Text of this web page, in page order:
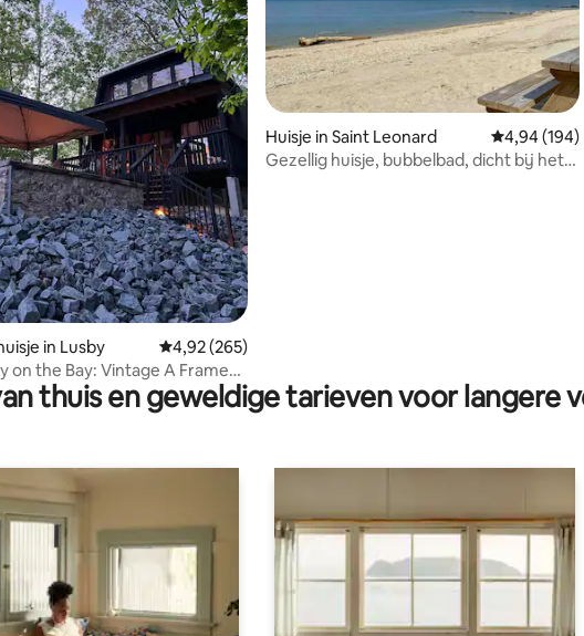
van 5 op 5, 51 recensies
in Lusby Gemiddelde beoordeling van 4,92 op 5, 265 recensies
4,92 (265)
on the Bay: Vintage A Frame
Huisje in Saint Leonard
4,94 (194)
Gezellig huisje, bubbelbad, dicht bij het
thuis en geweldige tarieven voor langere